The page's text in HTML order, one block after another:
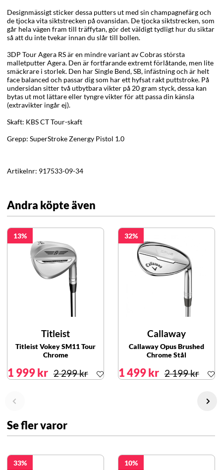
Designmässigt sticker dessa putters ut med sin champagnefärg och
de tjocka vita siktstrecken på ovansidan. De tjocka siktstrecken, som
går hela vägen fram till träffytan, gör det väldigt tydligt hur du siktar
så att du inte tvekar innan du slår till bollen.
3DP Tour Agera RS är en mindre variant av Cobras största
malletputter Agera. Den är fortfarande extremt förlåtande, men lite
smäckrare i storlek. Den har Single Bend, SB, infästning och är helt
face balanced och passar dig som har ett hyfsat rakt puttstroke. På
undersidan sitter två utbytbara vikter på 20 gram styck, dessa kan
bytas ut mot lättare eller tyngre vikter för att passa din känsla
(extravikter ingår ej).
Skaft: KBS CT Tour-skaft
Grepp: SuperStroke Zenergy Pistol 1.0
Artikelnr: 917533-09-34
Andra köpte även
13
Titleist
Titleist Vokey SM11 Tour
Chrome
1 999 kr 2 299 kr
32
Callaway
Callaway Opus Brushed
Chrome Stål
1 499 kr 2 199 kr
Se fler varor
33 10